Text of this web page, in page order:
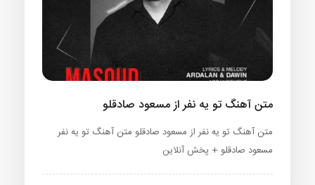
متن آهنگ تو یه نفر از مسعود صادقلو
متن آهنگ تو یه نفر از مسعود صادقلو متن آهنگ تو یه نفر
مسعود صادقلو + پخش آنلاین